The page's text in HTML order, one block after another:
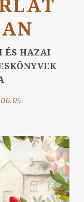
ÉS HAZAI